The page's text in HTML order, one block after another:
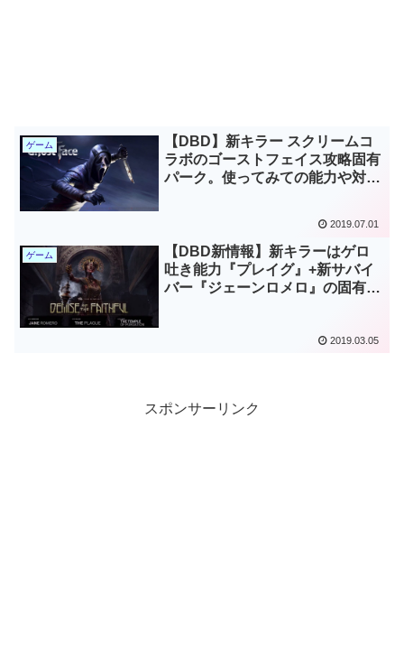
ゲーム
【DBD】新キラー スクリームコ
ラボのゴーストフェイス攻略固有
パーク。使ってみての能力や対
2019.07.01
ゲーム
【DBD新情報】新キラーはゲロ
吐き能力『プレイグ』+新サバイ
バー『ジェーンロメロ』の固有パ
2019.03.05
スポンサーリンク